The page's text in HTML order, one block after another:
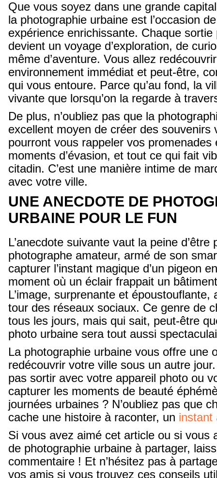
Que vous soyez dans une grande
la photographie urbaine est l’occasion
expérience enrichissante. Chaque sortie
devient un voyage d’exploration, de
même d’aventure. Vous allez
environnement immédiat et peut-être,
qui vous entoure. Parce qu’au fond, la
vivante que lorsqu’on la regarde à
De plus, n’oubliez pas que la
excellent moyen de créer des souvenirs
pourront vous rappeler vos promenades
moments d’évasion, et tout ce qui fait
citadin. C’est une manière intime de
avec votre ville.
UNE ANECDOTE DE
URBAINE POUR LE FUN
L’anecdote suivante vaut la peine d’être
photographe amateur, armé de son
capturer l’instant magique d’un pigeon
moment où un éclair frappait un
L’image, surprenante et époustouflante,
tour des réseaux sociaux. Ce genre de
tous les jours, mais qui sait, peut-être
photo urbaine sera tout aussi
La photographie urbaine vous offre une
redécouvrir votre ville sous un autre
pas sortir avec votre appareil photo ou
capturer les moments de beauté
journées urbaines ? N’oubliez pas que
cache une histoire à raconter, un instant
Si vous avez aimé cet article ou si vous
de photographie urbaine à partager,
commentaire ! Et n’hésitez pas à
vos amis si vous trouvez ces conseils